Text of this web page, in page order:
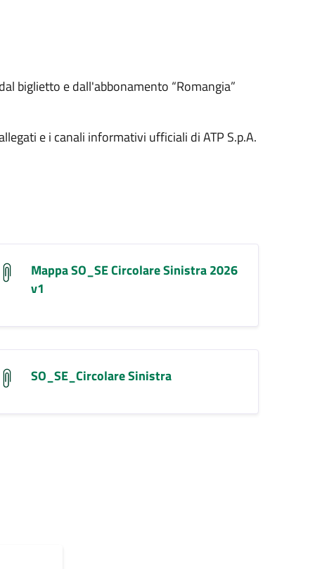
biglietto e dall'abbonamento “Romangia”
e i canali informativi ufficiali di ATP S.p.A.
Mappa SO_SE Circolare Sinistra 2026
v1
SO_SE_Circolare Sinistra